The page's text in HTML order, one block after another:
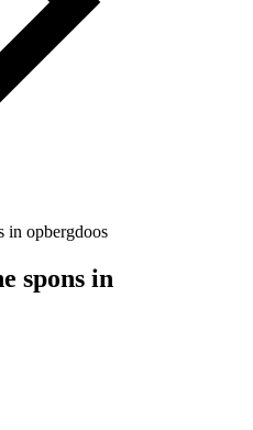
in opbergdoos
spons in